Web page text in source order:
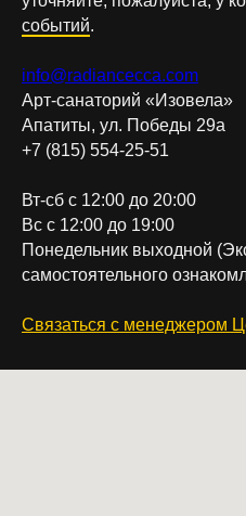
событий.
info@radiancecca.com
Арт-санаторий «Изовела»
Апатиты, ул. Победы 29а
+7 (815) 554-25-51
Вт-сб с 12:00 до 20:00
Вс с 12:00 до 19:00
Понедельник выходной
самостоятельного
Связаться с менеджером